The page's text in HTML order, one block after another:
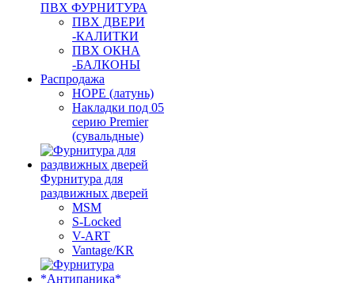
ПВХ ФУРНИТУРА
ПВХ ДВЕРИ
-КАЛИТКИ
ПВХ ОКНА
-БАЛКОНЫ
Распродажа
HOPE (латунь)
Накладки под 05
серию Premier
(сувальдные)
Фурнитура для
раздвижных дверей
MSM
S-Locked
V-ART
Vantage/KR